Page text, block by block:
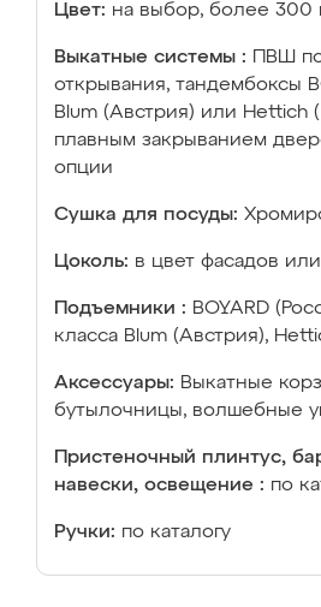
Цвет: на выбор, более 300
Выкатные системы :
ПВШ
открывания, тандембоксы
Blum (Австрия) или Hettich
плавным закрыванием
опции
Сушка для посуды:
Цоколь: в цвет фасадов
Подъемники : BOYARD
класса Blum (Австрия),
Аксессуары: Выкатные
бутылочницы, волшебные
Пристеночный плинтус,
навески, освещение : по
Ручки: по каталогу